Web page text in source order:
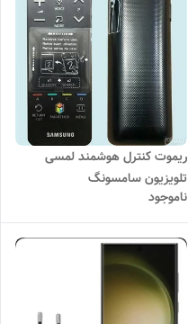
ریموت کنترل هوشمند لمسی
تلویزیون سامسونگ
ناموجود